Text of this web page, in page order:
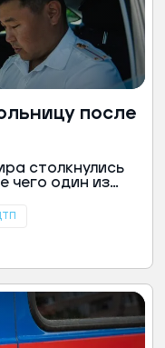
после
столкнулись
чего один из
в пресс-